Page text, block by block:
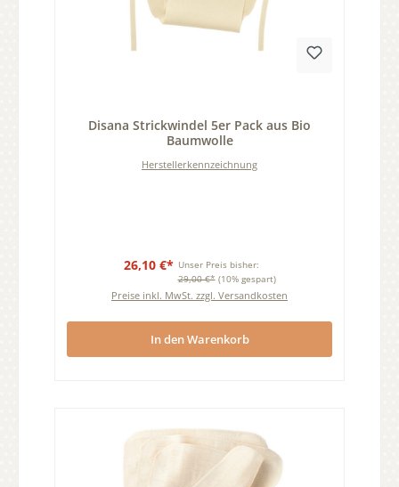
Disana Strickwindel 5er Pack aus Bio
Baumwolle
Herstellerkennzeichnung
26,10 €* Unser Preis bisher:
29,00 €* (10% gespart)
Preise inkl. MwSt. zzgl. Versandkosten
In den Warenkorb